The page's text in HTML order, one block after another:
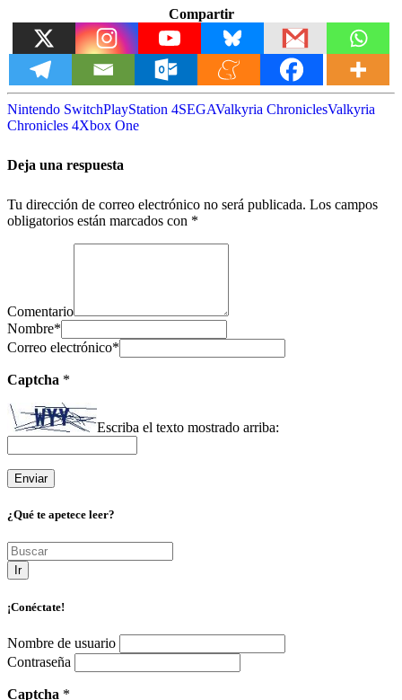
Compartir
Nintendo SwitchPlayStation 4SEGAValkyria ChroniclesValkyria
Chronicles 4Xbox One
Deja una respuesta
Tu dirección de correo electrónico no será publicada. Los campos
obligatorios están marcados con *
Comentario
Nombre*
Correo electrónico*
Captcha *
Escriba el texto mostrado arriba:
¿Qué te apetece leer?
Ir
¡Conéctate!
Nombre de usuario
Contraseña
Captcha *